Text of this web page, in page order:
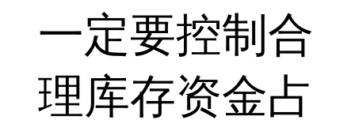
一定要控制合
理库存资金占